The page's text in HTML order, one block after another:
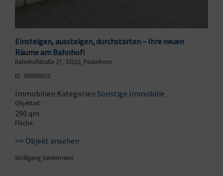
Einsteigen, aussteigen, durchstarten – Ihre neuen
Räume am Bahnhof!
Bahnhofstraße 27, 33102, Paderborn
ID: S00008010
Immobilien Kategorien Sonstige Immobilie
Objektart:
290 qm
Fläche:
>> Objekt ansehen
Wolfgang Gerdemann